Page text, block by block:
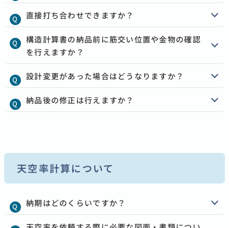
直接打ち合わせできますか？
構造計算書の納品前に筋交い位置や金物の確認
を行えますか？
設計変更があった場合はどうなりますか？
納品後の修正は行えますか？
天空率計算について
納期はどのくらいですか？